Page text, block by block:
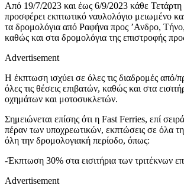
Από 19/7/2023 και έως 6/9/2023 κάθε
προσφέρει εκπτωτικό ναυλολόγιο μειωμένο
τα δρομολόγια από Ραφήνα προς ’Ανδρο,
καθώς και στα δρομολόγια της επιστροφής
Advertisement
Η έκπτωση ισχύει σε όλες τις διαδρομές από/
όλες τις θέσεις επιβατών, καθώς και στα
οχημάτων και μοτοσυκλετών.
Σημειώνεται επίσης ότι η Fast Ferries, επί
πέραν των υποχρεωτικών, εκπτώσεις σε όλα
όλη την δρομολογιακή περίοδο, όπως:
-Έκπτωση 30% στα εισιτήρια των τριτέκνων
Advertisement